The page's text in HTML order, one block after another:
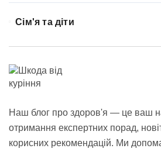
Сім'я та діти
Наш блог про здоров'я — це ваш
отримання експертних порад,
корисних рекомендацій. Ми